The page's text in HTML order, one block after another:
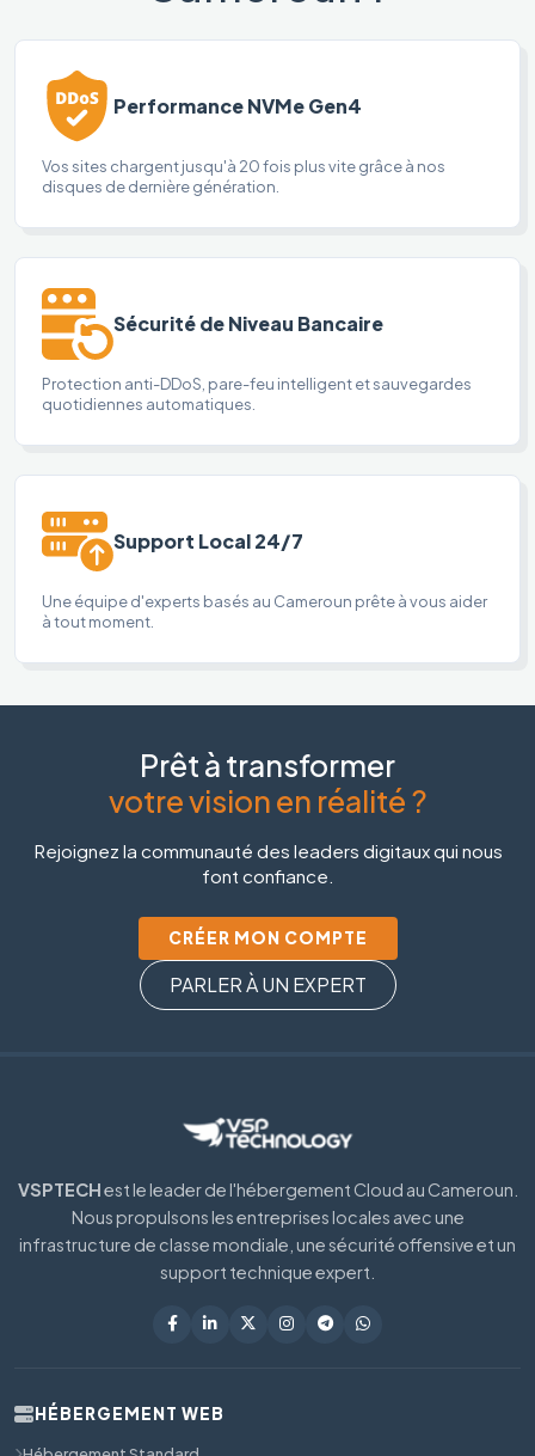
Performance NVMe Gen4
Vos sites chargent jusqu'à 20 fois plus vite grâce à nos
disques de dernière génération.
Sécurité de Niveau Bancaire
Protection anti-DDoS, pare-feu intelligent et sauvegardes
quotidiennes automatiques.
Support Local 24/7
Une équipe d'experts basés au Cameroun prête à vous aider
à tout moment.
Prêt à transformer
votre vision en réalité ?
Rejoignez la communauté des leaders digitaux qui nous
font confiance.
CRÉER MON COMPTE
PARLER À UN EXPERT
VSPTECHest le leader de l'hébergement Cloud au Cameroun.
Nous propulsons les entreprises locales avec une
infrastructure de classe mondiale, une sécurité offensive et un
support technique expert.
HÉBERGEMENT WEB